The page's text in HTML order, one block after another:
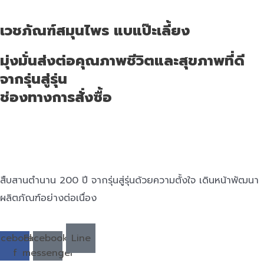
เวชภัณฑ์สมุนไพร แบแป๊ะเลี้ยง
มุ่งมั่นส่งต่อคุณภาพชีวิตและสุขภาพที่ดี
จากรุ่นสู่รุ่น
ช่องทางการสั่งซื้อ
สืบสานตำนาน 200 ปี จากรุ่นสู่รุ่นด้วยความตั้งใจ เดินหน้าพัฒนา
ผลิตภัณฑ์อย่างต่อเนื่อง
f
Facebook-
messenger
Line